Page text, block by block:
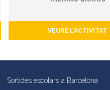
VEURE L’ACTIVITAT
Sortides escolars a Barcelona